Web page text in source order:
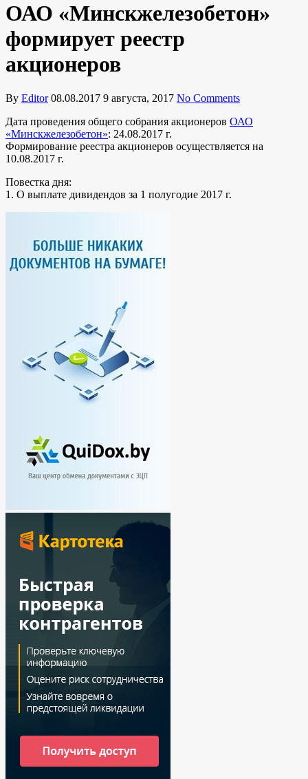
ОАО «Минскжелезобетон»
формирует реестр
акционеров
By Editor 08.08.2017 9 августа, 2017 No Comments
Дата проведения общего собрания акционеров ОАО
«Минскжелезобетон»: 24.08.2017 г.
Формирование реестра акционеров осуществляется на
10.08.2017 г.
Повестка дня:
1. О выплате дивидендов за 1 полугодие 2017 г.